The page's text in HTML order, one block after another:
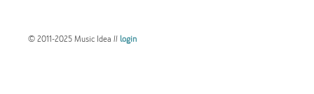
© 2011-2025 Music Idea //login